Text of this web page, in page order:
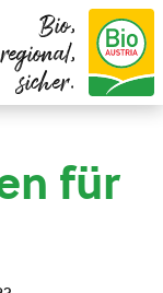
Bio,
regional,
sicher.
für